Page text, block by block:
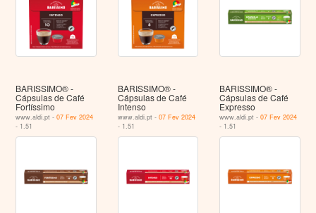
BARISSIMO® -
Cápsulas de Café
Fortíssimo
www.aldi.pt -07 Fev 2024
- 1.51
BARISSIMO® -
Cápsulas de Café
Intenso
www.aldi.pt - 07 Fev 2024
- 1.51
BARISSIMO® -
Cápsulas de Café
Expresso
www.aldi.pt -07 Fev 2024
- 1.51